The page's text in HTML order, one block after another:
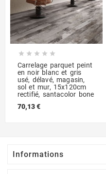
    
Carrelage parquet peint
en noir blanc et gris
usé, délavé, magasin,
sol et mur, 15x120cm
rectifié, santacolor bone
70,13 €
Informations